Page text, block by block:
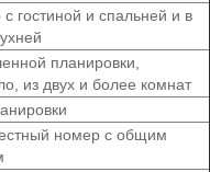
гостиной и спальней и в
планировки,
из двух и более комнат
номер с общим